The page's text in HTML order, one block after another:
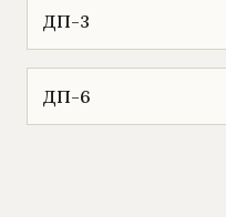
ДП-3
ДП-6